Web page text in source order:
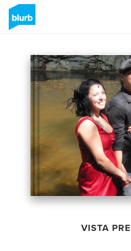
VISTA